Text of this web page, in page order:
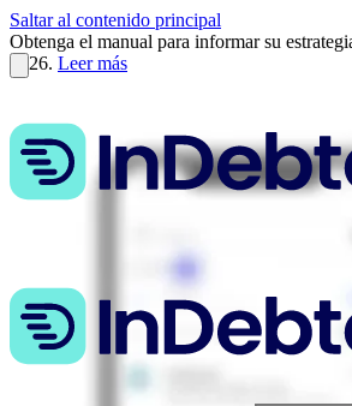
Saltar al contenido principal
Obtenga el manual para informar su
2026. Leer más